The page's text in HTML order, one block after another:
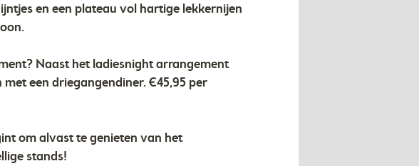
en een plateau vol hartige lekkernijen
Naast het ladiesnight arrangement
een driegangendiner. €45,95 per
om alvast te genieten van het
stands!